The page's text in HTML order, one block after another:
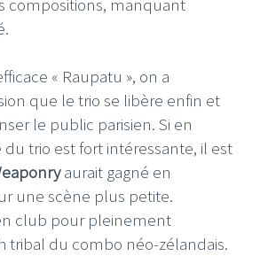
compositions, manquant
« Raupatu », on a
que le trio se libère enfin et
le public parisien. Si en
trio est fort intéressante, il est
aurait gagné en
une scène plus petite.
club pour pleinement
tribal du combo néo-zélandais.